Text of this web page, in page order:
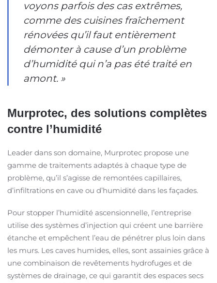
voyons parfois des cas extrêmes,
comme des cuisines fraîchement
rénovées qu’il faut entièrement
démonter à cause d’un problème
d’humidité qui n’a pas été traité en
amont. »
Murprotec, des solutions complètes
contre l’humidité
Leader dans son domaine, Murprotec propose une
gamme de traitements adaptés à chaque type de
problème, qu’il s’agisse de remontées capillaires,
d’infiltrations en cave ou d’humidité dans les façades.
Pour stopper l’humidité ascensionnelle, l’entreprise
utilise des systèmes d’injection qui créent une barrière
étanche et empêchent l’eau de pénétrer plus loin dans
les murs. Les caves humides, elles, sont assainies grâce à
une combinaison de revêtements hydrofuges et de
systèmes de drainage, ce qui garantit des espaces secs